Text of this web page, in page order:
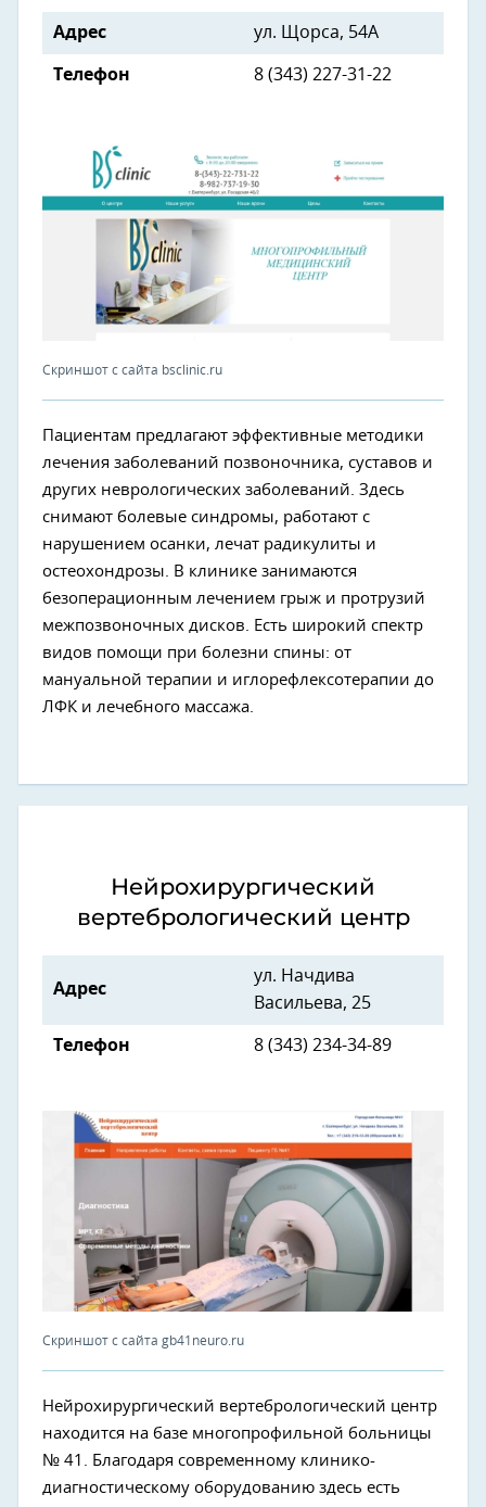
Адрес ул. Щорса, 54А
Телефон 8 (343) 227-31-22
Скриншот с сайта bsclinic.ru
Пациентам предлагают эффективные методики
лечения заболеваний позвоночника, суставов и
других неврологических заболеваний. Здесь
снимают болевые синдромы, работают с
нарушением осанки, лечат радикулиты и
остеохондрозы. В клинике занимаются
безоперационным лечением грыж и протрузий
межпозвоночных дисков. Есть широкий спектр
видов помощи при болезни спины: от
мануальной терапии и иглорефлексотерапии до
ЛФК и лечебного массажа.
Нейрохирургический
вертебрологический центр
Адрес
ул. Начдива
Васильева, 25
Телефон 8 (343) 234-34-89
Скриншот с сайта gb41neuro.ru
Нейрохирургический вертебрологический центр
находится на базе многопрофильной больницы
№ 41. Благодаря современному клинико-
диагностическому оборудованию здесь есть